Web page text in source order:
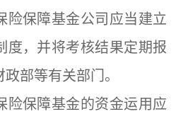
保障基金公司应当建立
度，并将考核结果定期报
部等有关部门。
保障基金的资金运用应